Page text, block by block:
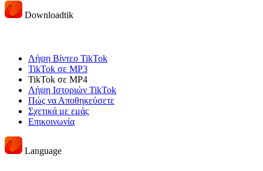
Downloadtik
Λήψη Βίντεο TikTok
TikTok σε MP3
TikTok σε MP4
Λήψη Ιστοριών TikTok
Πώς να Αποθηκεύσετε
Σχετικά με εμάς
Επικοινωνία
Language